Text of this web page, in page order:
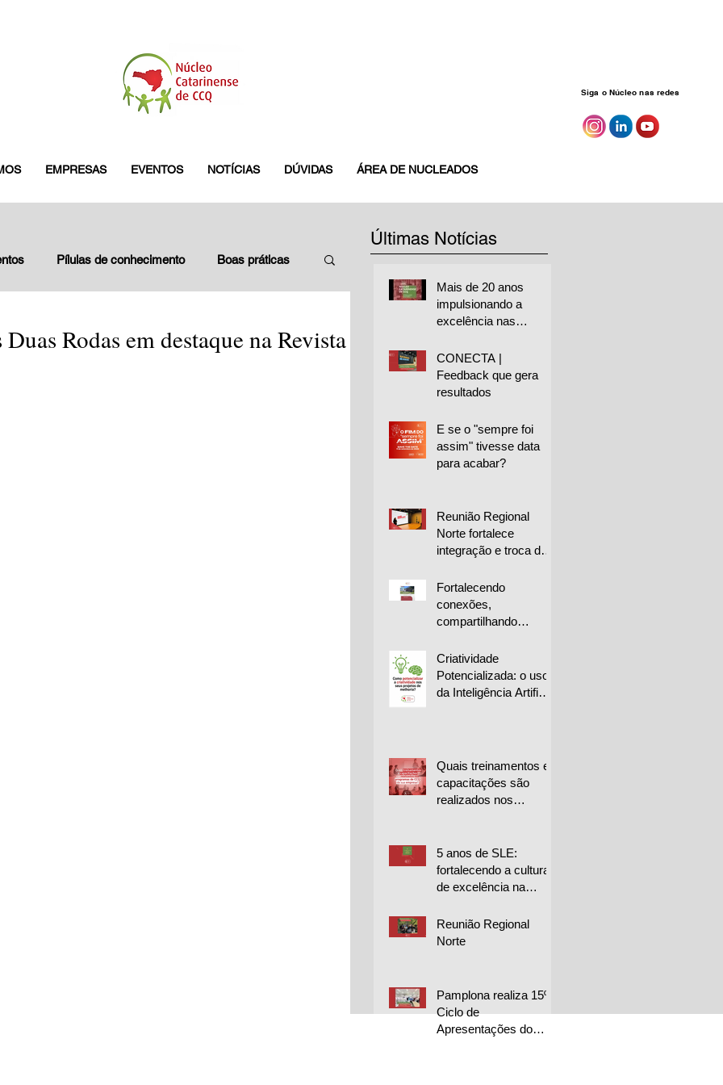
Siga o Núcleo nas redes
EMPRESAS EVENTOS NOTÍCIAS DÚVIDAS ÁREA DE NUCLEADOS
Pílulas de conhecimento Boas práticas
Rodas em destaque na Revista
Últimas Notícias
Mais de 20 anos
impulsionando a
excelência nas
CONECTA |
Feedback que gera
resultados
E se o "sempre foi
assim" tivesse data
para acabar?
Reunião Regional
Norte fortalece
integração e troca de
empresas
Fortalecendo
conexões,
compartilhando
impulsionando a
melhoria contínua
Criatividade
Potencializada: o uso
da Inteligência Artificial
Quais treinamentos e
capacitações são
realizados nos
5 anos de SLE:
fortalecendo a cultura
de excelência na
Reunião Regional
Norte
Pamplona realiza 15º
Ciclo de
Apresentações do